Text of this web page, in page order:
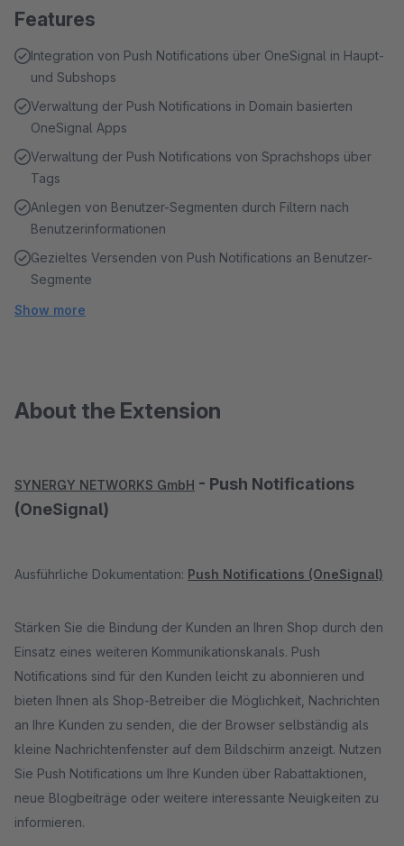
Features
Integration von Push Notifications über OneSignal in Haupt-
und Subshops
Verwaltung der Push Notifications in Domain basierten
OneSignal Apps
Verwaltung der Push Notifications von Sprachshops über
Tags
Anlegen von Benutzer-Segmenten durch Filtern nach
Benutzerinformationen
Gezieltes Versenden von Push Notifications an Benutzer-
Segmente
Show more
About the Extension
SYNERGY NETWORKS GmbH - Push Notifications
(OneSignal)
Ausführliche Dokumentation: Push Notifications (OneSignal)
Stärken Sie die Bindung der Kunden an Ihren Shop durch den
Einsatz eines weiteren Kommunikationskanals. Push
Notifications sind für den Kunden leicht zu abonnieren und
bieten Ihnen als Shop-Betreiber die Möglichkeit, Nachrichten
an Ihre Kunden zu senden, die der Browser selbständig als
kleine Nachrichtenfenster auf dem Bildschirm anzeigt. Nutzen
Sie Push Notifications um Ihre Kunden über Rabattaktionen,
neue Blogbeiträge oder weitere interessante Neuigkeiten zu
informieren.